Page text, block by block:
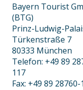
Bayern Tourist
(BTG)
Prinz-Ludwig-
Türkenstraße 7
80333 München
Telefon: +49 89
117
Fax: +49 89 28760-